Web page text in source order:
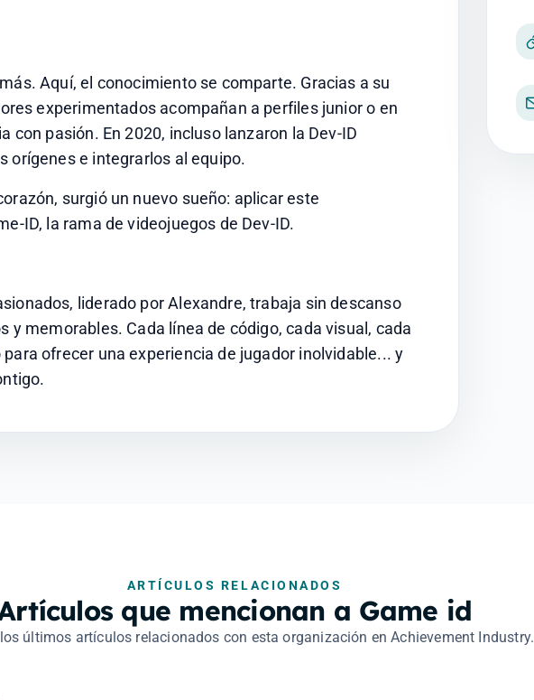
Aquí, el conocimiento se comparte. Gracias a su
experimentados acompañan a perfiles junior o en
pasión. En 2020, incluso lanzaron la Dev-ID
orígenes e integrarlos al equipo.
surgió un nuevo sueño: aplicar este
ID, la rama de videojuegos de Dev-ID.
liderado por Alexandre, trabaja sin descanso
y memorables. Cada línea de código, cada visual, cada
ofrecer una experiencia de jugador inolvidable... y
ARTÍCULOS RELACIONADOS
que mencionan a Game id
últimos artículos relacionados con esta organización en Achievement Industry.